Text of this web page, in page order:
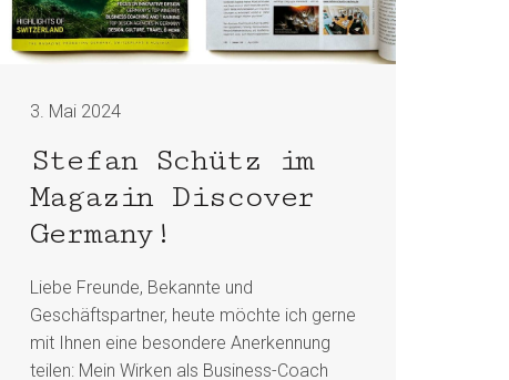
3. Mai 2024
Stefan Schütz im
Magazin Discover
Germany!
Liebe Freunde, Bekannte und
Geschäftspartner, heute möchte ich gerne
mit Ihnen eine besondere Anerkennung
teilen: Mein Wirken als Business-Coach